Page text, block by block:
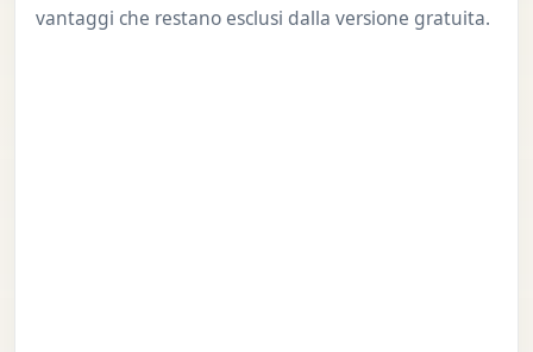
vantaggi che restano esclusi dalla versione gratuita.